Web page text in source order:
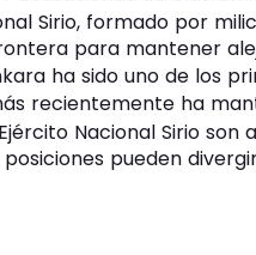
Sirio, formado por
para mantener
ha sido uno de los
recientemente ha
Nacional Sirio
pueden